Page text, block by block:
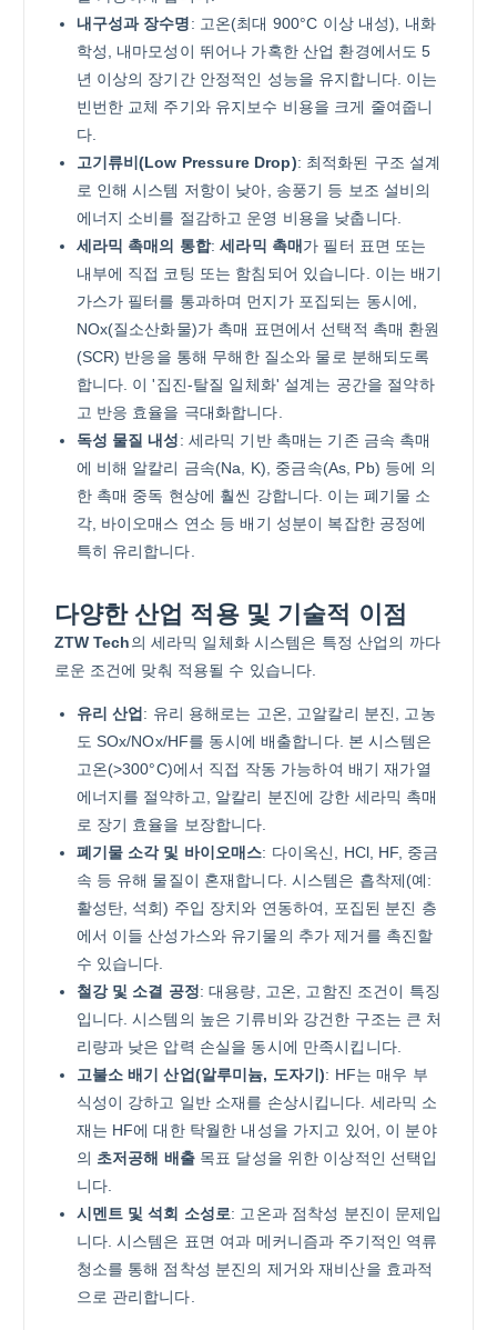
내구성과 장수명: 고온(최대 900°C 이상 내성), 내화
학성, 내마모성이 뛰어나 가혹한 산업 환경에서도 5
년 이상의 장기간 안정적인 성능을 유지합니다. 이는
빈번한 교체 주기와 유지보수 비용을 크게 줄여줍니
다.
고기류비(Low Pressure Drop): 최적화된 구조 설계
로 인해 시스템 저항이 낮아, 송풍기 등 보조 설비의
에너지 소비를 절감하고 운영 비용을 낮춥니다.
세라믹 촉매의 통합:세라믹 촉매가 필터 표면 또는
내부에 직접 코팅 또는 함침되어 있습니다. 이는 배기
가스가 필터를 통과하며 먼지가 포집되는 동시에,
NOx(질소산화물)가 촉매 표면에서 선택적 촉매 환원
(SCR) 반응을 통해 무해한 질소와 물로 분해되도록
합니다. 이 '집진-탈질 일체화' 설계는 공간을 절약하
고 반응 효율을 극대화합니다.
독성 물질 내성: 세라믹 기반 촉매는 기존 금속 촉매
에 비해 알칼리 금속(Na, K), 중금속(As, Pb) 등에 의
한 촉매 중독 현상에 훨씬 강합니다. 이는 폐기물 소
각, 바이오매스 연소 등 배기 성분이 복잡한 공정에
특히 유리합니다.
다양한 산업 적용 및 기술적 이점
ZTW Tech의 세라믹 일체화 시스템은 특정 산업의 까다
로운 조건에 맞춰 적용될 수 있습니다.
유리 산업 : 유리 용해로는 고온, 고알칼리 분진, 고농
도 SOx/NOx/HF를 동시에 배출합니다. 본 시스템은
고온(>300°C)에서 직접 작동 가능하여 배기 재가열
에너지를 절약하고, 알칼리 분진에 강한 세라믹 촉매
로 장기 효율을 보장합니다.
폐기물 소각 및 바이오매스: 다이옥신, HCl, HF, 중금
속 등 유해 물질이 혼재합니다. 시스템은 흡착제(예:
활성탄, 석회) 주입 장치와 연동하여, 포집된 분진 층
에서 이들 산성가스와 유기물의 추가 제거를 촉진할
수 있습니다.
철강 및 소결 공정: 대용량, 고온, 고함진 조건이 특징
입니다. 시스템의 높은 기류비와 강건한 구조는 큰 처
리량과 낮은 압력 손실을 동시에 만족시킵니다.
고불소 배기 산업(알루미늄, 도자기): HF는 매우 부
식성이 강하고 일반 소재를 손상시킵니다. 세라믹 소
재는 HF에 대한 탁월한 내성을 가지고 있어, 이 분야
의 초저공해 배출목표 달성을 위한 이상적인 선택입
니다.
시멘트 및 석회 소성로: 고온과 점착성 분진이 문제입
니다. 시스템은 표면 여과 메커니즘과 주기적인 역류
청소를 통해 점착성 분진의 제거와 재비산을 효과적
으로 관리합니다.